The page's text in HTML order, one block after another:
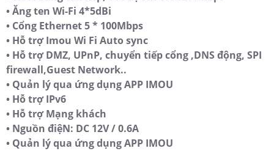
• Ăng ten Wi-Fi 4*5dBi
• Cổng Ethernet 5 * 100Mbps
• Hỗ trợ Imou Wi Fi Auto sync
• Hỗ trợ DMZ, UPnP, chuyển tiếp cổng ,DNS động, SPI
firewall,Guest Network..
• Quản lý qua ứng dụng APP IMOU
• Hỗ trợ IPv6
• Hỗ trợ Mạng khách
• Nguồn điệN: DC 12V / 0.6A
• Quản lý qua ứng dụng APP IMOU